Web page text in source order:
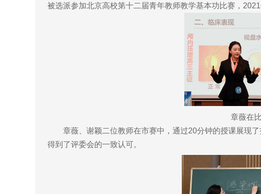
被选派参加北京高校第十二届青年教师教学基本功比赛，
章薇在
章薇、谢颖二位教师在市赛中，通过20分钟的授课展现了
得到了评委会的一致认可。